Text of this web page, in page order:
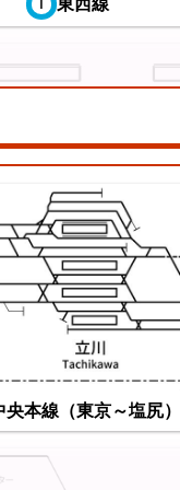
ぜん鉄道勝山永平寺線
央本線（東京～塩尻）